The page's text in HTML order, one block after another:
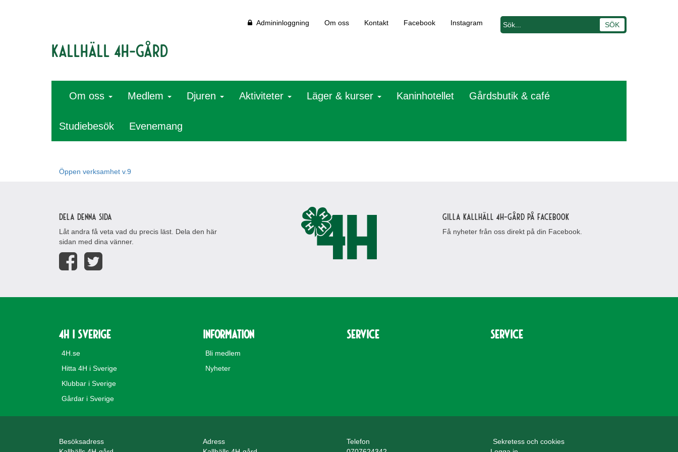
Kallhäll 4H-gård
Admininloggning Om oss Kontakt Facebook Instagram
Om oss Medlem Djuren Aktiviteter Läger & kurser Kaninhotellet Gårdsbutik & café
Studiebesök Evenemang
Öppen verksamhet v.9
Dela denna sida
Låt andra få veta vad du precis läst. Dela den här
sidan med dina vänner.
Gilla Kallhäll 4H-gård på Facebook
Få nyheter från oss direkt på din Facebook.
4H i Sverige
4H.se
Hitta 4H i Sverige
Klubbar i Sverige
Gårdar i Sverige
Information
Bli medlem
Nyheter
Service Service
Besöksadress
Adress
Telefon
Sekretess och cookies